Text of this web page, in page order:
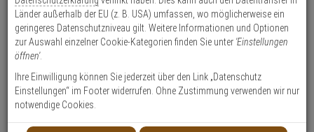
Zeichen
ein,
um
Suche
Suche
gestartet
Hanwha SBP-167HM
Flanschplatte für Hänge Montage
Produktmerkmale
Datenblatt drucken
Länder außerhalb der EU (z. B. USA) umfassen, wo möglicherweise ein
geringeres Datenschutzniveau gilt. Weitere Informationen und Optionen
zur Auswahl einzelner Cookie-Kategorien finden Sie unter 'Einstellungen
öffnen'.
Ihre Einwilligung können Sie jederzeit über den Link „Datenschutz
Einstellungen“ im Footer widerrufen. Ohne Zustimmung verwenden wir nur
notwendige Cookies.